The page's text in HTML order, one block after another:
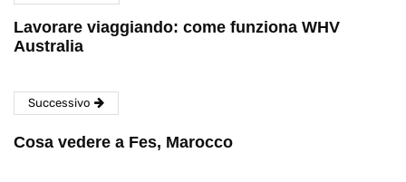
Lavorare viaggiando: come funziona WHV
Australia
Successivo
Cosa vedere a Fes, Marocco